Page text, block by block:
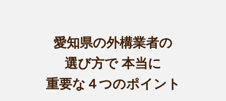
愛知県の外構業者の
選び方で本当に
重要な４つのポイント